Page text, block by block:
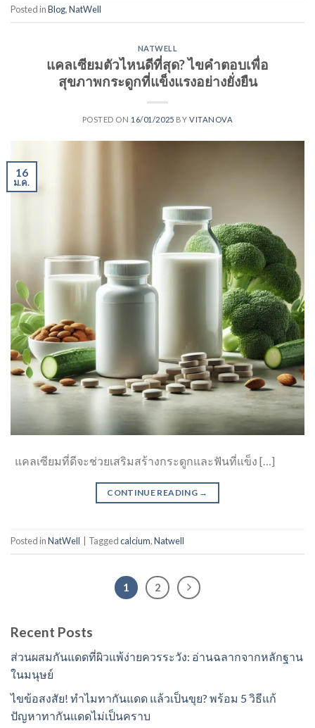
Posted inBlog,NatWell
NATWELL
แคลเซียมตัวไหนดีที่สุด? ไขคำตอบเพื่อ
สุขภาพกระดูกที่แข็งแรงอย่างยั่งยืน
POSTED ON 16/01/2025 BY VITANOVA
16
ม.ค.
แคลเซียมที่ดีจะช่วยเสริมสร้างกระดูกและฟันที่แข็ง […]
CONTINUE READING →
Posted inNatWell Taggedcalcium,Natwell
1 2
Recent Posts
ส่วนผสมกันแดดที่ผิวแพ้ง่ายควรระวัง: อ่านฉลากจากหลักฐาน
ในมนุษย์
ไขข้อสงสัย! ทำไมทากันแดด แล้วเป็นขุย? พร้อม 5 วิธีแก้
ปัญหาทากันแดดไม่เป็นคราบ